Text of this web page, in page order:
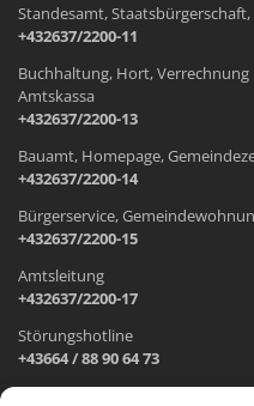
Standesamt,
+432637/2200-11
Buchhaltung, Hort,
Amtskassa
+432637/2200-13
Bauamt, Homepage,
+432637/2200-14
Bürgerservice,
+432637/2200-15
Amtsleitung
+432637/2200-17
Störungshotline
+43664 / 88 90 64 73